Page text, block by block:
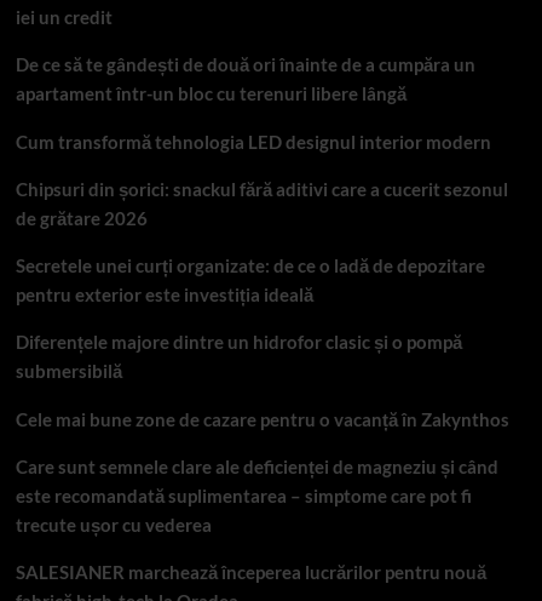
iei un credit
De ce să te gândești de două ori înainte de a cumpăra un
apartament într-un bloc cu terenuri libere lângă
Cum transformă tehnologia LED designul interior modern
Chipsuri din șorici: snackul fără aditivi care a cucerit sezonul
de grătare 2026
Secretele unei curți organizate: de ce o ladă de depozitare
pentru exterior este investiția ideală
Diferențele majore dintre un hidrofor clasic și o pompă
submersibilă
Cele mai bune zone de cazare pentru o vacanță în Zakynthos
Care sunt semnele clare ale deficienței de magneziu și când
este recomandată suplimentarea – simptome care pot fi
trecute ușor cu vederea
SALESIANER marchează începerea lucrărilor pentru nouă